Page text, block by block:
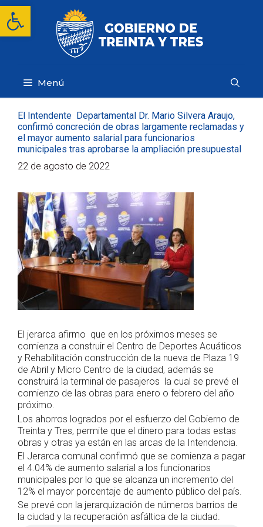
Abrir barra de herramientas
Saltar
contenido
Menú
El Intendente Departamental Dr. Mario Silvera Araujo,
confirmó concreción de obras largamente reclamadas y
el mayor aumento salarial para funcionarios
municipales tras aprobarse la ampliación presupuestal
22 de agosto de 2022
El jerarca afirmo que en los próximos meses se
comienza a construir el Centro de Deportes Acuáticos
y Rehabilitación construcción de la nueva de Plaza 19
de Abril y Micro Centro de la ciudad, además se
construirá la terminal de pasajeros la cual se prevé el
comienzo de las obras para enero o febrero del año
próximo.
Los ahorros logrados por el esfuerzo del Gobierno de
Treinta y Tres, permite que el dinero para todas estas
obras y otras ya están en las arcas de la Intendencia.
El Jerarca comunal confirmó que se comienza a pagar
el 4.04% de aumento salarial a los funcionarios
municipales por lo que se alcanza un incremento del
12% el mayor porcentaje de aumento público del país.
Se prevé con la jerarquización de números barrios de
la ciudad y la recuperación asfáltica de la ciudad.